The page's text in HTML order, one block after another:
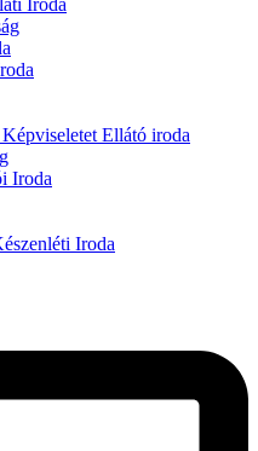
Ellátó iroda
Iroda
Iroda